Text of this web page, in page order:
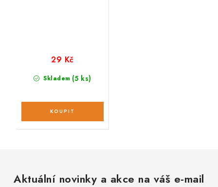
Skladem (5 ks)
29 Kč
Aktuální novinky a akce na váš e-mail